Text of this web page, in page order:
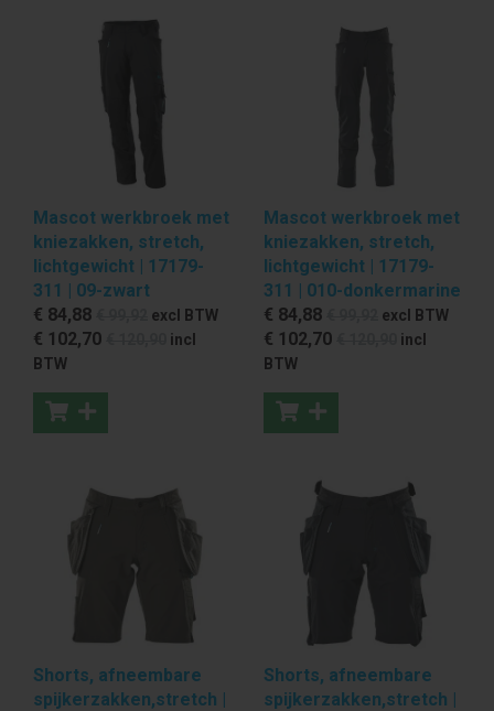
Mascot werkbroek met
kniezakken, stretch,
lichtgewicht | 17179-
311 | 09-zwart
€ 84,88 excl BTW
€ 102,70
incl
BTW
Mascot werkbroek met
kniezakken, stretch,
lichtgewicht | 17179-
311 | 010-donkermarine
€ 84,88 excl BTW
€ 102,70
incl
BTW
Shorts, afneembare
spijkerzakken,stretch |
Shorts, afneembare
spijkerzakken,stretch |